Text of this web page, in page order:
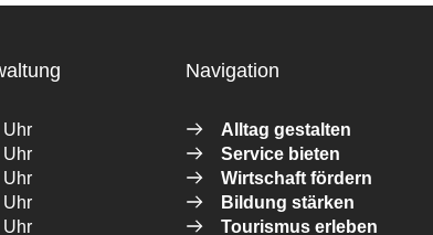
Uhr
Uhr
Uhr
Uhr
Uhr
Navigation
Alltag gestalten
Service bieten
Wirtschaft fördern
Bildung stärken
Tourismus erleben